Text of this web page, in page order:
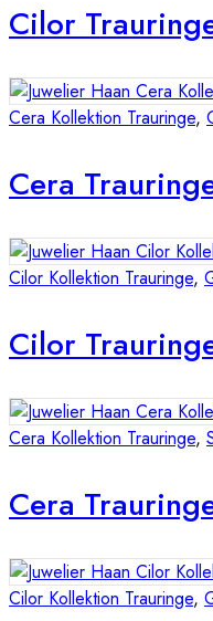
Cilor
Cera Kollektion Trauringe,
Cera
Cilor Kollektion Trauringe,
Cilor
Cera Kollektion Trauringe,
Cera
Cilor Kollektion Trauringe,